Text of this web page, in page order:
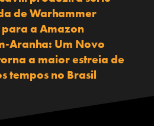
de Warhammer
a Amazon
Aranha: Um Novo
a maior estreia de
tempos no Brasil